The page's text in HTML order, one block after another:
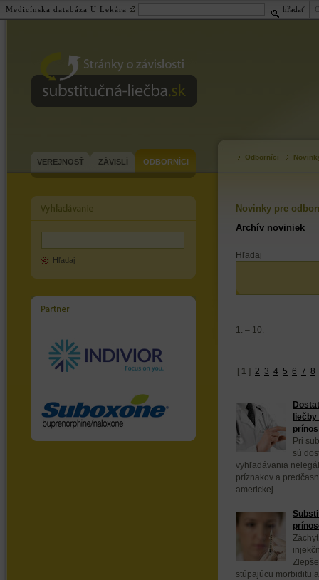
substitučná-liečba.sk
VEREJNOSŤ ZÁVISLÍ ODBORNÍCI
Hľadaj
Odborníci
Novinky pre
Archív noviniek
Hľadaj
1. – 10.
[ 1 ] 2 3 4 5 6 7 8
liečby
prínos
Pri
sú
vyhľadávania
príznakov a
americkej...
stúpajúcu morbiditu
Medicínska databáza U Lekára hľadať